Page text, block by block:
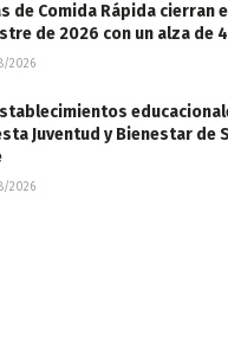
de Comida Rápida cierran
de 2026 con un alza de
2026
Juventud y Bienestar de
2026